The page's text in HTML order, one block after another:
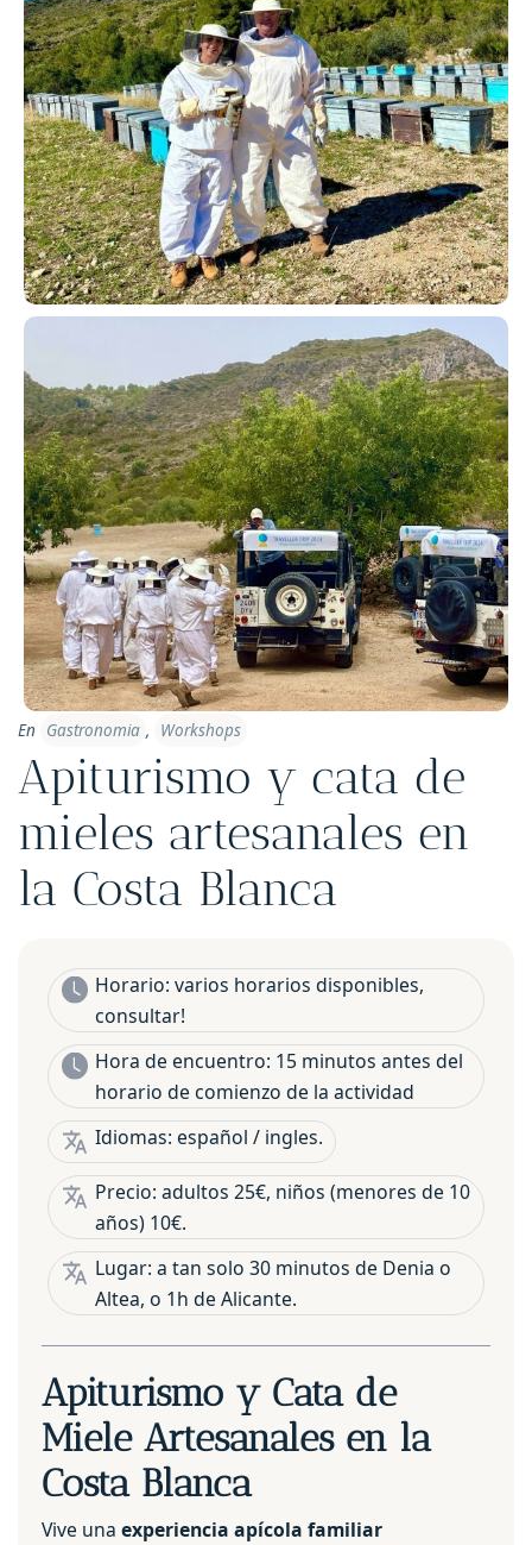
En Gastronomia , Workshops
Apiturismo y cata de
mieles artesanales en
la Costa Blanca
Horario: varios horarios disponibles,
consultar!
Hora de encuentro: 15 minutos antes del
horario de comienzo de la actividad
Idiomas: español / ingles.
Precio: adultos 25€, niños (menores de 10
años) 10€.
Lugar: a tan solo 30 minutos de Denia o
Altea, o 1h de Alicante.
Apiturismo y Cata de
Miele Artesanales en la
Costa Blanca
Vive una experiencia apícola familiar